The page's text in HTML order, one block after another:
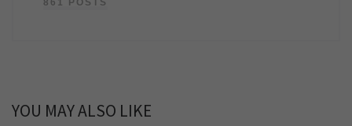
861 POSTS
YOU MAY ALSO LIKE